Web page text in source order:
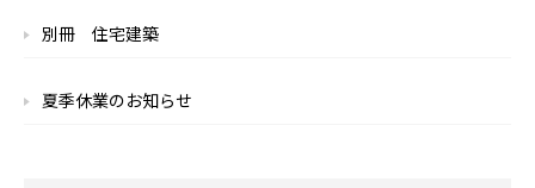
別冊 住宅建築
夏季休業のお知らせ